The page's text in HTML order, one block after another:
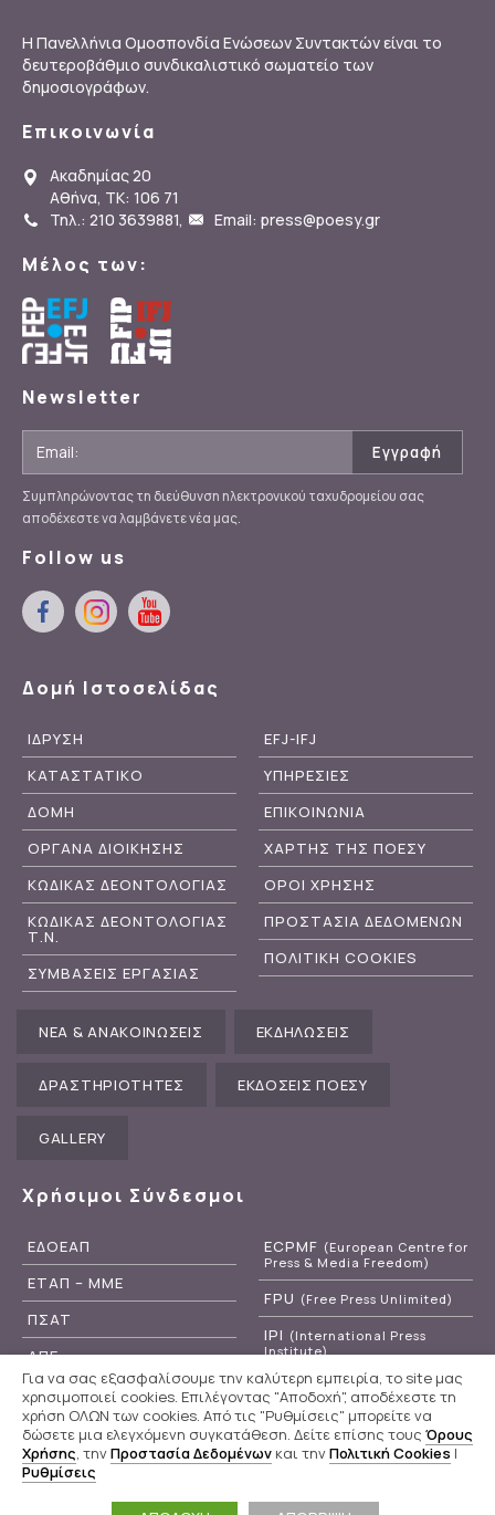
Η Πανελλήνια Ομοσπονδία Ενώσεων Συντακτών είναι το
δευτεροβάθμιο συνδικαλιστικό σωματείο των
δημοσιογράφων.
Επικοινωνία
Ακαδημίας 20
Αθήνα, ΤΚ: 106 71
Τηλ.: 210 3639881, Email: press@poesy.gr
Μέλος των:
Newsletter
Συμπληρώνοντας τη διεύθυνση ηλεκτρονικού ταχυδρομείου σας
αποδέχεστε να λαμβάνετε νέα μας.
Follow us
Δομή Ιστοσελίδας
ΙΔΡΥΣΗ
ΚΑΤΑΣΤΑΤΙΚΟ
ΔΟΜΗ
ΟΡΓΑΝΑ ΔΙΟΙΚΗΣΗΣ
ΚΩΔΙΚΑΣ ΔΕΟΝΤΟΛΟΓΙΑΣ
ΚΩΔΙΚΑΣ ΔΕΟΝΤΟΛΟΓΙΑΣ
Τ.Ν.
ΣΥΜΒΑΣΕΙΣ ΕΡΓΑΣΙΑΣ
EFJ-IFJ
ΥΠΗΡΕΣΙΕΣ
ΕΠΙΚΟΙΝΩΝΙΑ
ΧΑΡΤΗΣ ΤΗΣ ΠΟΕΣΥ
ΟΡΟΙ ΧΡΗΣΗΣ
ΠΡΟΣΤΑΣΙΑ ΔΕΔΟΜΕΝΩΝ
ΠΟΛΙΤΙΚΗ COOKIES
ΝΕΑ & ΑΝΑΚΟΙΝΩΣΕΙΣ ΕΚΔΗΛΩΣΕΙΣ
ΔΡΑΣΤΗΡΙΟΤΗΤΕΣ ΕΚΔΟΣΕΙΣ ΠΟΕΣΥ
GALLERY
Χρήσιμοι Σύνδεσμοι
ΕΔΟΕΑΠ
ΕΤΑΠ – ΜΜΕ
ΠΣΑΤ
ΑΠΕ
ΕΡΤ
ECPMF (European Centre for
Press & Media Freedom)
FPU (Free Press Unlimited)
IPI (International Press
Institute)
RSF(Reporters Without
Borders)
Για να σας εξασφαλίσουμε την καλύτερη εμπειρία, το site μας
χρησιμοποιεί cookies. Επιλέγοντας "Αποδοχή", αποδέχεστε τη
χρήση ΟΛΩΝ των cookies. Από τις "Ρυθμίσεις" μπορείτε να
δώσετε μια ελεγχόμενη συγκατάθεση. Δείτε επίσης τους Όρους
Χρήσης, τηνΠροστασία Δεδομένων και τηνΠολιτική Cookies |
Ρυθμίσεις